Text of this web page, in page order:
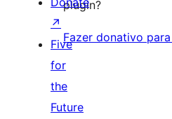
plugin?
Fazer donativo
↗
Five
for
the
Future